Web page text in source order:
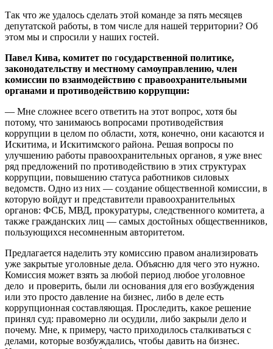
Так что же удалось сделать этой команде за пять месяцев
депутатской работы, в том числе для нашей территории? Об
этом мы и спросили у наших гостей.
Павел Кива, комитет по государственной политике,
законодательству и местному самоуправлению, член
комиссии по взаимодействию с правоохранительными
органами и противодействию коррупции:
— Мне сложнее всего ответить на этот вопрос, хотя бы
потому, что занимаюсь вопросами противодействия
коррупции в целом по области, хотя, конечно, они касаются и
Искитима, и Искитимского района. Решая вопросы по
улучшению работы правоохранительных органов, я уже внес
ряд предложений по противодействию в этих структурах
коррупции, повышению статуса работников силовых
ведомств. Одно из них — создание общественной комиссии, в
которую войдут и представители правоохранительных
органов: ФСБ, МВД, прокуратуры, следственного комитета, а
также гражданских лиц — самых достойных общественников,
пользующихся несомненным авторитетом.
Предлагается наделить эту комиссию правом анализировать
уже закрытые уголовные дела. Объясню для чего это нужно.
Комиссия может взять за любой период любое уголовное
дело и проверить, были ли основания для его возбуждения
или это просто давление на бизнес, либо в деле есть
коррупционная составляющая. Проследить, какое решение
принял суд: правомерно ли осудили, либо закрыли дело и
почему. Мне, к примеру, часто приходилось сталкиваться с
делами, которые возбуждались, чтобы давить на бизнес.